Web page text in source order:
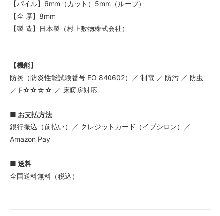
【パイル】6mm（カット）5mm（ループ）
【全 厚】8mm
【製 造】日本製（村上敷物株式会社）
【機能】
防炎（防炎性能試験番号 EO 840602）／ 制電 ／ 防汚 ／ 防虫
／ F☆☆☆☆ ／ 床暖房対応
■ お支払方法
銀行振込（前払い）／ クレジットカード（イプシロン）／
Amazon Pay
■ 送料
全国送料無料（税込）